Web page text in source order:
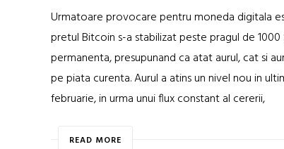
Urmatoare provocare pentru moneda digitala
pretul Bitcoin s-a stabilizat peste pragul de
permanenta, presupunand ca atat aurul, cat si
pe piata curenta. Aurul a atins un nivel nou in
februarie, in urma unui flux constant al cererii,
READ MORE